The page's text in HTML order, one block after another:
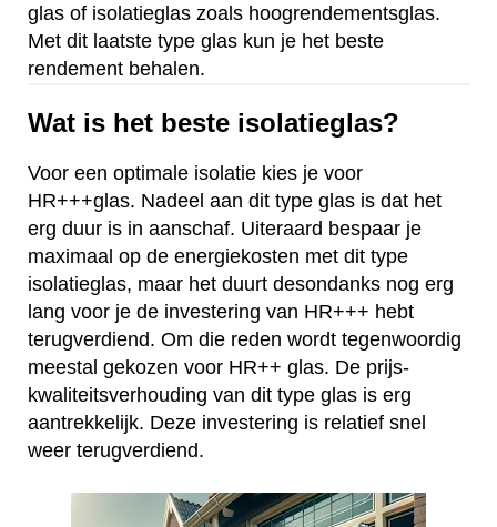
glas of isolatieglas zoals hoogrendementsglas.
Met dit laatste type glas kun je het beste
rendement behalen.
Wat is het beste isolatieglas?
Voor een optimale isolatie kies je voor
HR+++glas. Nadeel aan dit type glas is dat het
erg duur is in aanschaf. Uiteraard bespaar je
maximaal op de energiekosten met dit type
isolatieglas, maar het duurt desondanks nog erg
lang voor je de investering van HR+++ hebt
terugverdiend. Om die reden wordt tegenwoordig
meestal gekozen voor HR++ glas. De prijs-
kwaliteitsverhouding van dit type glas is erg
aantrekkelijk. Deze investering is relatief snel
weer terugverdiend.